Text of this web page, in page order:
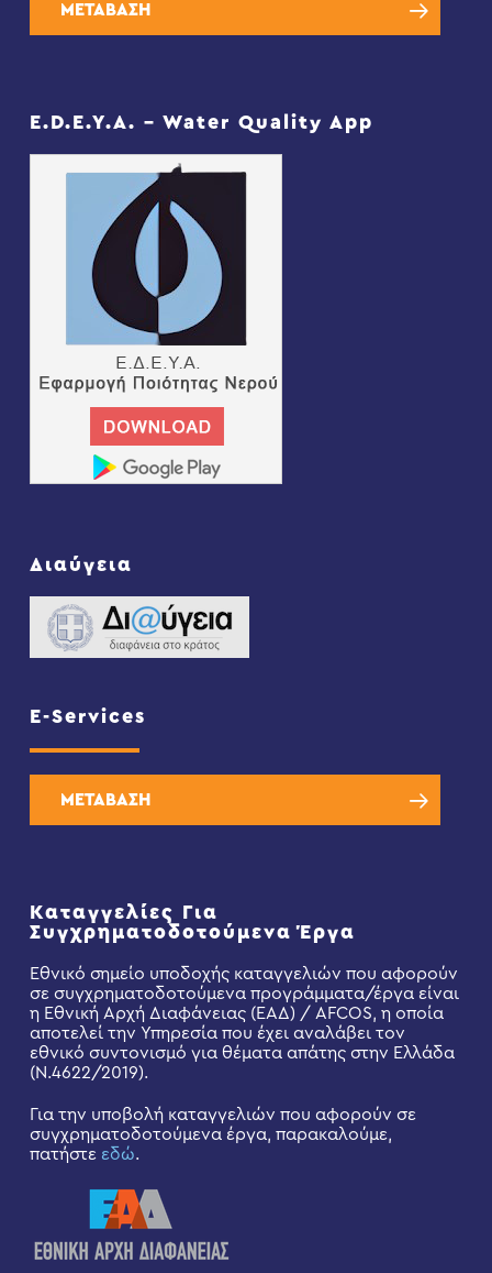
ΜΕΤΑΒΑΣΗ
E.D.E.Y.A. – Water Quality App
Διαύγεια
E-Services
ΜΕΤΑΒΑΣΗ
Καταγγελίες Για
Συγχρηματοδοτούμενα Έργα
Εθνικό σημείο υποδοχής καταγγελιών που αφορούν
σε συγχρηματοδοτούμενα προγράμματα/έργα είναι
η Εθνική Αρχή Διαφάνειας (ΕΑΔ) / AFCOS, η οποία
αποτελεί την Υπηρεσία που έχει αναλάβει τον
εθνικό συντονισμό για θέματα απάτης στην Ελλάδα
(Ν.4622/2019).
Για την υποβολή καταγγελιών που αφορούν σε
συγχρηματοδοτούμενα έργα, παρακαλούμε,
πατήστε εδώ.